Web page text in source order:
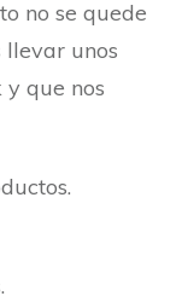
no se quede
llevar unos
y que nos